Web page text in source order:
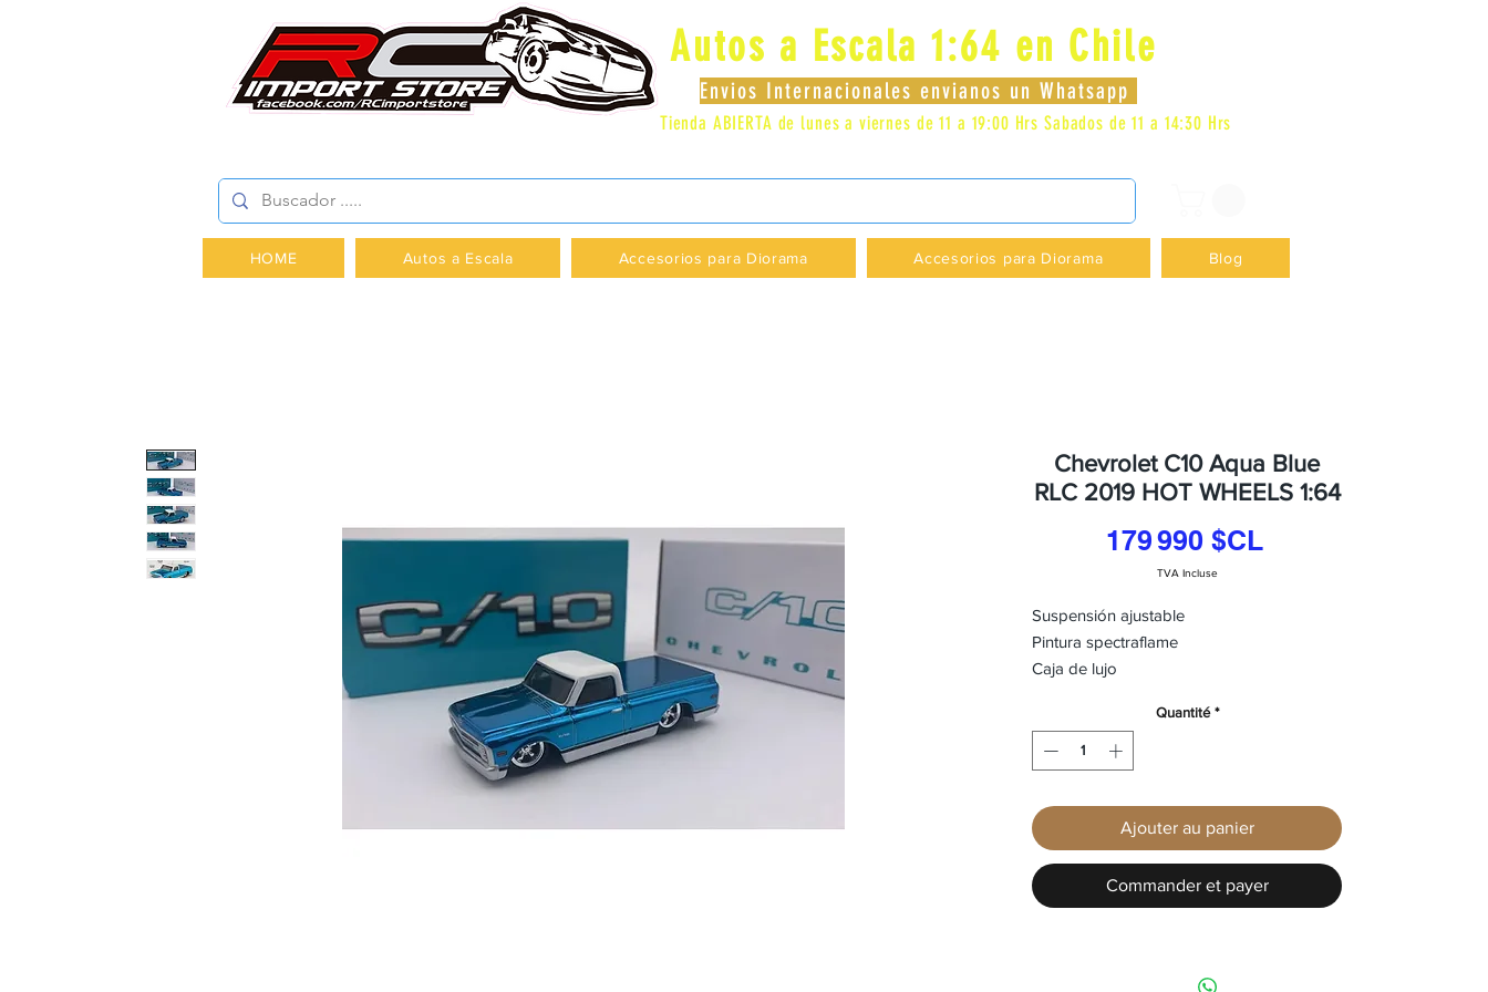
Autos a Escala 1:64 en Chile
Envios Internacionales envianos un Whatsapp
Tienda ABIERTA de lunes a viernes de 11 a 19:00 Hrs Sabados de 11 a 14:30 Hrs
HOME Autos a Escala Accesorios para Diorama Accesorios para Diorama Blog
Chevrolet C10 Aqua Blue
RLC 2019 HOT WHEELS 1:64
179 990 $CLPrix
TVA Incluse
Suspensión ajustable
Pintura spectraflame
Caja de lujo
Con sticker numeración 7875/15000
Chevrolet C10 Aqua Blue RLC 2019 HOT
WHEELS 1:64
Quantité *
Ajouter au panier
Commander et payer